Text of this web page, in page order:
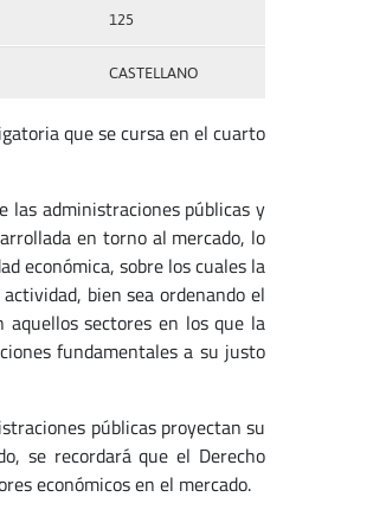
125
CASTELLANO
que se cursa en el cuarto
las administraciones públicas y
en torno al mercado, lo
económica, sobre los cuales la
bien sea ordenando el
sectores en los que la
fundamentales a su justo
públicas proyectan su
se recordará que el Derecho
económicos en el mercado.